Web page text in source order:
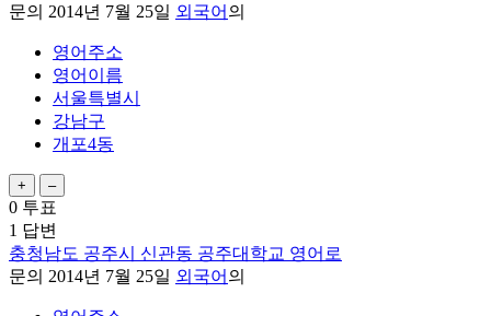
문의 2014년 7월 25일 외국어 의
영어주소
영어이름
서울특별시
강남구
개포4동
0 투표
1 답변
충청남도 공주시 신관동 공주대학교 영어로
문의 2014년 7월 25일 외국어 의